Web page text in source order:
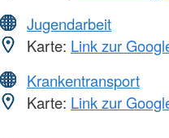
Jugendarbeit
Karte: Link zur
Krankentransport
Karte: Link zur